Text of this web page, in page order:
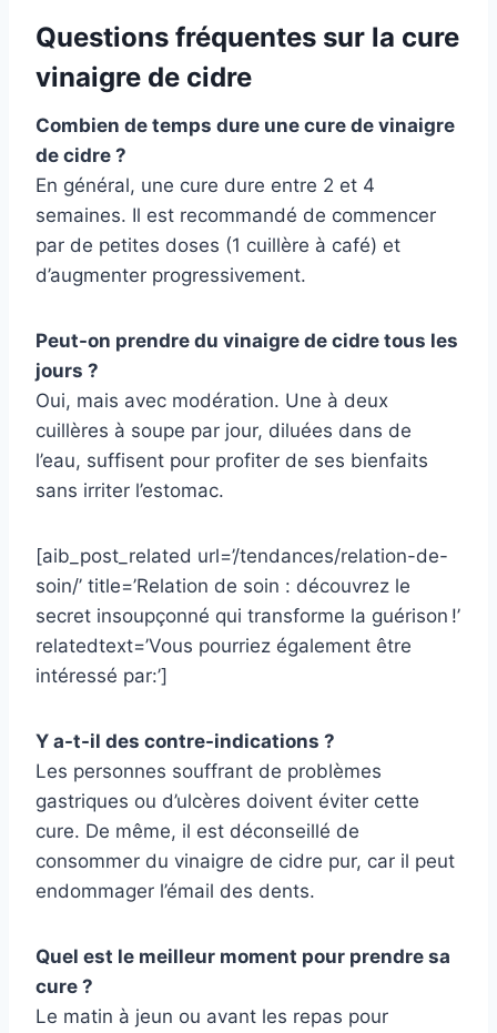
Questions fréquentes sur la cure
vinaigre de cidre
Combien de temps dure une cure de vinaigre
de cidre ?
En général, une cure dure entre 2 et 4
semaines. Il est recommandé de commencer
par de petites doses (1 cuillère à café) et
d’augmenter progressivement.
Peut-on prendre du vinaigre de cidre tous les
jours ?
Oui, mais avec modération. Une à deux
cuillères à soupe par jour, diluées dans de
l’eau, suffisent pour profiter de ses bienfaits
sans irriter l’estomac.
[aib_post_related url=’/tendances/relation-de-
soin/’ title=’Relation de soin : découvrez le
secret insoupçonné qui transforme la guérison !’
relatedtext=’Vous pourriez également être
intéressé par:’]
Y a-t-il des contre-indications ?
Les personnes souffrant de problèmes
gastriques ou d’ulcères doivent éviter cette
cure. De même, il est déconseillé de
consommer du vinaigre de cidre pur, car il peut
endommager l’émail des dents.
Quel est le meilleur moment pour prendre sa
cure ?
Le matin à jeun ou avant les repas pour